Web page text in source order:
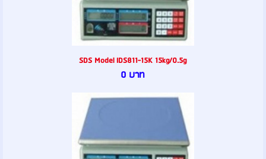
SDS Model IDS811-15K 15kg/0.5g
0 บาท